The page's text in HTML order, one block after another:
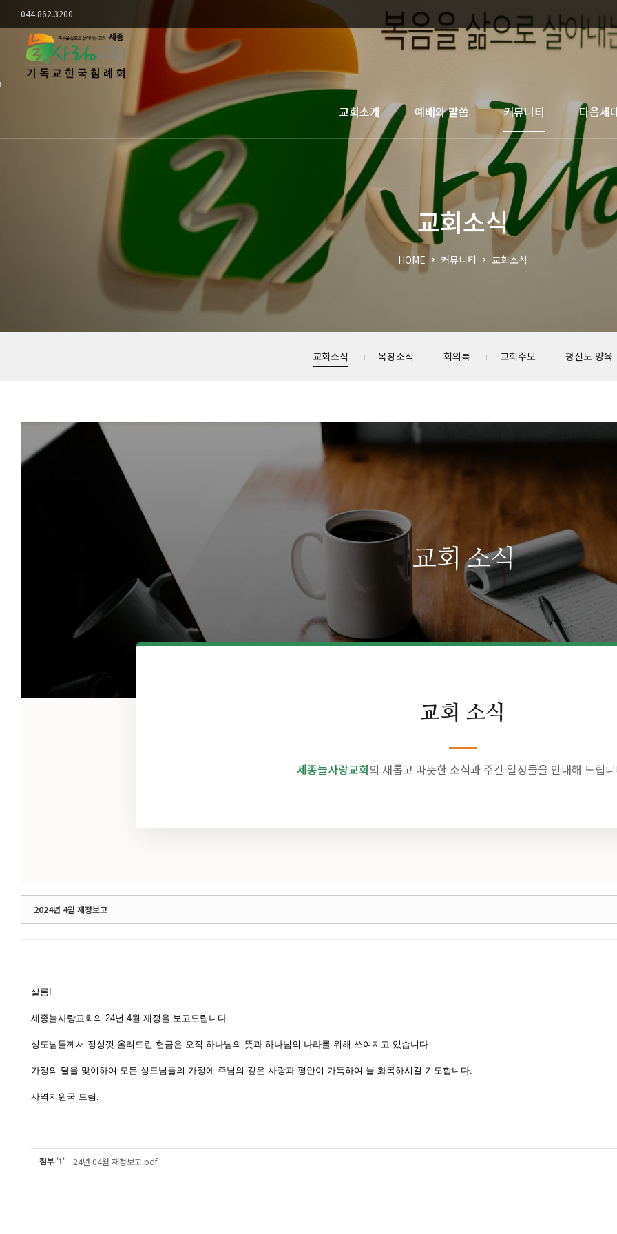
044.862.3200
교회소개 예배와 말씀 커뮤니티 다음세
교회소식
HOME 커뮤니티 교회소식
교회소식 목장소식 회의록 교회주보 평신도 양육
교회 소식
교회 소식
세종늘사랑교회의 새롭고 따뜻한 소식과 주간 일정들을 안내해 드립
2024년 4월 재정보고
샬롬!
세종늘사랑교회의 24년 4월 재정을 보고드립니다.
성도님들께서 정성껏 올려드린 헌금은 오직 하나님의 뜻과 하나님의 나라를 위해 쓰여지고 있습니다.
가정의 달을 맞이하여 모든 성도님들의 가정에 주님의 깊은 사랑과 평안이 가득하여 늘 화목하시길 기도합니다.
사역지원국 드림.
첨부 '1' 24년 04월 재정보고.pdf